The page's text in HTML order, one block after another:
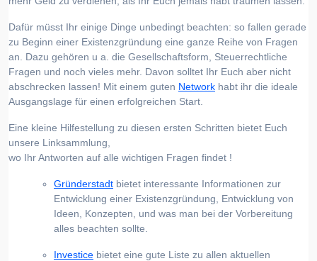
Dafür müsst Ihr einige Dinge unbedingt beachten: so fallen gerade
zu Beginn einer Existenzgründung eine ganze Reihe von Fragen
an. Dazu gehören u a. die Gesellschaftsform, Steuerrechtliche
Fragen und noch vieles mehr. Davon solltet Ihr Euch aber nicht
abschrecken lassen! Mit einem guten Network habt ihr die ideale
Ausgangslage für einen erfolgreichen Start.
Eine kleine Hilfestellung zu diesen ersten Schritten bietet Euch
unsere Linksammlung,
wo Ihr Antworten auf alle wichtigen Fragen findet !
Gründerstadt bietet interessante Informationen zur
Entwicklung einer Existenzgründung, Entwicklung von
Ideen, Konzepten, und was man bei der Vorbereitung
alles beachten sollte.
Investice bietet eine gute Liste zu allen aktuellen